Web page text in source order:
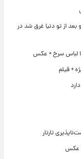
بعد از تو دنیا غرق شد در
لباس سرخ + عکس
تارتار
عکس